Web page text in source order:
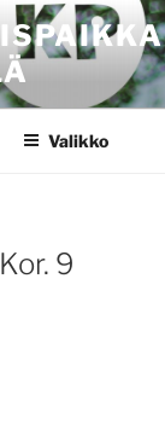
Valikko
9